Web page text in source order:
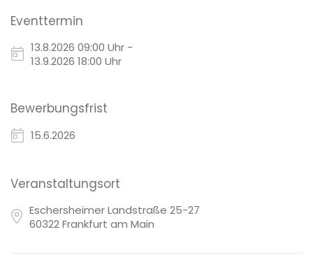
Eventtermin
13.8.2026 09:00 Uhr -
13.9.2026 18:00 Uhr
Bewerbungsfrist
15.6.2026
Veranstaltungsort
Eschersheimer Landstraße 25-27
60322 Frankfurt am Main